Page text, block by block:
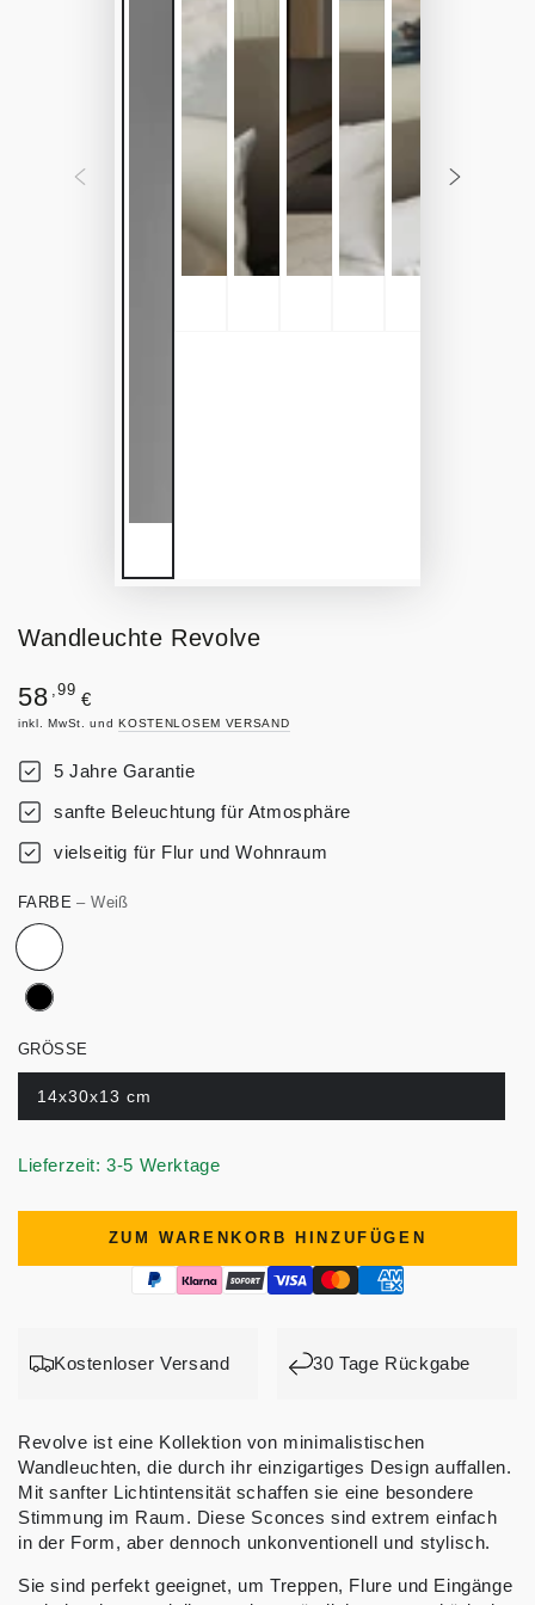
Wandleuchte Revolve
Regulärer
Preis
58 ,99 €
inkl. MwSt. undKOSTENLOSEM VERSAND
5 Jahre Garantie
sanfte Beleuchtung für Atmosphäre
vielseitig für Flur und Wohnraum
FARBE– Weiß
GRÖSSE
14x30x13 cm
Lieferzeit: 3-5 Werktage
ZUM WARENKORB HINZUFÜGEN
Kostenloser Versand 30 Tage Rückgabe
Revolve ist eine Kollektion von minimalistischen
Wandleuchten, die durch ihr einzigartiges Design auffallen.
Mit sanfter Lichtintensität schaffen sie eine besondere
Stimmung im Raum. Diese Sconces sind extrem einfach
in der Form, aber dennoch unkonventionell und stylisch.
Sie sind perfekt geeignet, um Treppen, Flure und Eingänge